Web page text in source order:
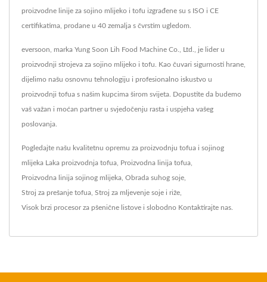
proizvodne linije za sojino mlijeko i tofu izgrađene su s ISO i CE
certifikatima, prodane u 40 zemalja s čvrstim ugledom.
eversoon, marka Yung Soon Lih Food Machine Co., Ltd., je lider u
proizvodnji strojeva za sojino mlijeko i tofu. Kao čuvari sigurnosti hrane,
dijelimo našu osnovnu tehnologiju i profesionalno iskustvo u
proizvodnji tofua s našim kupcima širom svijeta. Dopustite da budemo
vaš važan i moćan partner u svjedočenju rasta i uspjeha vašeg
poslovanja.
Pogledajte našu kvalitetnu opremu za proizvodnju tofua i sojinog
mlijeka Laka proizvodnja tofua Proizvodna linija tofua
Proizvodna linija sojinog mlijeka Obrada suhog soje
Stroj za prešanje tofua Stroj za mljevenje soje i riže
Visok brzi procesor za pšenične listove i slobodno Kontaktirajte nas